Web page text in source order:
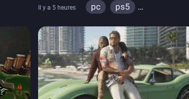
THQ Nordic
Il y a 5 heures pc
ps5
stadia
ps4
xbox one